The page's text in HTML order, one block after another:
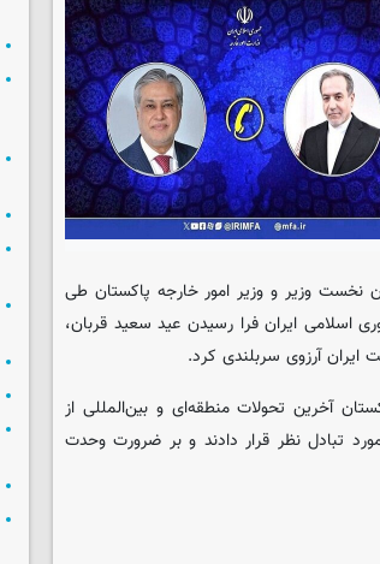
نخست وزیر و وزیر امور خارجه پاکستان طی
اسلامی ایران فرا رسیدن عید سعید قربان،
آرزوی سربلندی کرد.
آخرین تحولات منطقه‌ای و بین‌المللی از
تبادل نظر قرار دادند و بر ضرورت وحدت